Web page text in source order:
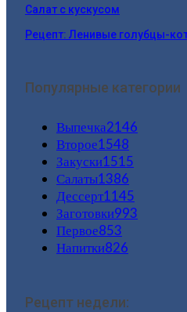
Салат с кускусом
Рецепт: Ленивые голубцы-
Популярные категории
Выпечка2146
Второе1548
Закуски1515
Салаты1386
Дессерт1145
Заготовки993
Первое853
Напитки826
Рецепт недели: